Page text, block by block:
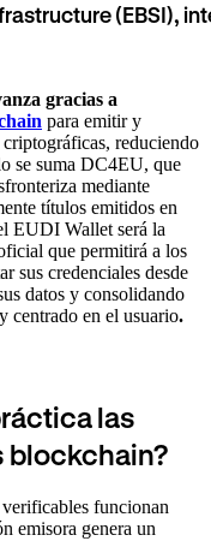
(EBSI),
gracias a
para emitir y
reduciendo
se suma DC4EU, que
mediante
títulos emitidos en
EUDI Wallet será la
que permitirá a los
sus credenciales desde
datos y consolidando
centrado en el usuario.
las
blockchain?
funcionan
emisora genera un